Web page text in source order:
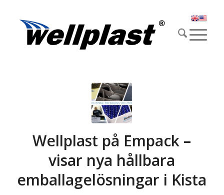
Wellplast på Empack –
visar nya hållbara
emballagelösningar i Kista